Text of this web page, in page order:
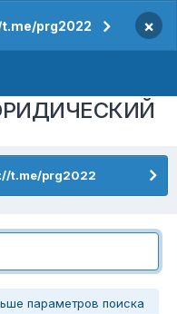
prg2022 ×
t.me/prg2022
параметров поиска